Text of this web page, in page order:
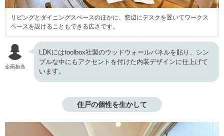
リビングとダイニングスペースのほかに、窓辺にデスクを置いてワークス
ペースを設けることもできる広さです。
企画担当
LDKにはtoolbox社製のウッドウォールパネルを貼り、シン
プルな中にもアクセントを付けた内装デザインに仕上げて
います。
住戸の個性を生かして